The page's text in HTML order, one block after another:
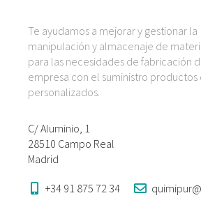
Te ayudamos a mejorar y gestionar la
manipulación y almacenaje de
para las necesidades de fabricación
empresa con el suministro productos
personalizados.
C/ Aluminio, 1
28510 Campo Real
Madrid
+34 91 875 72 34